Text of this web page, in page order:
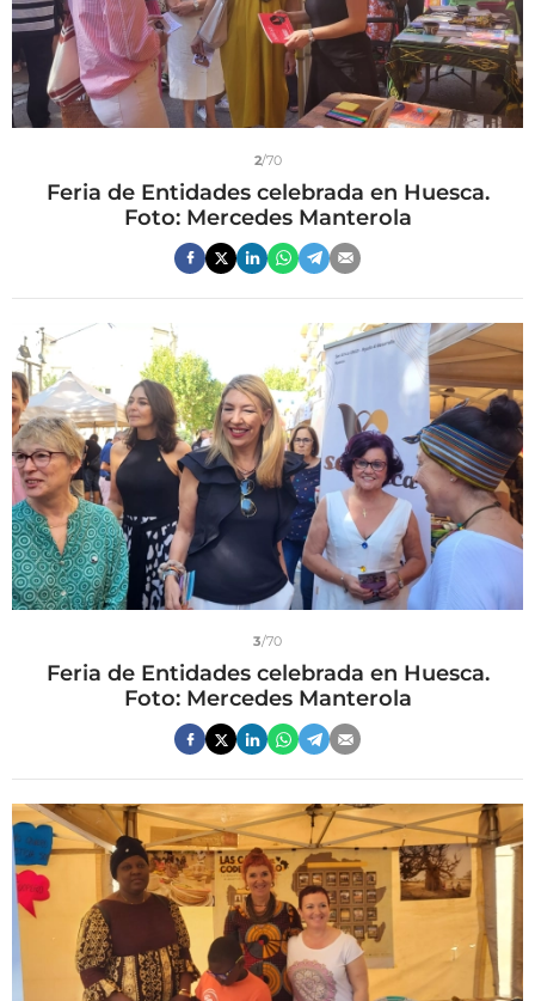
2/70
Feria de Entidades celebrada en Huesca.
Foto: Mercedes Manterola
3/70
Feria de Entidades celebrada en Huesca.
Foto: Mercedes Manterola